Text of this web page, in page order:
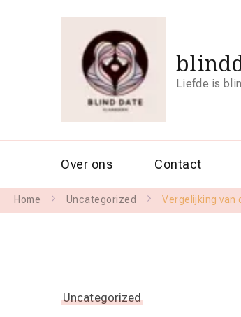
Liefde is
Over ons Contact
Home Uncategorized Vergelijking van
Uncategorized